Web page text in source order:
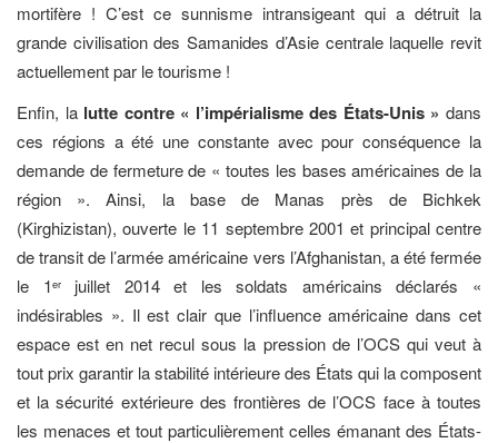
mortifère ! C’est ce sunnisme intransigeant qui a détruit la
grande civilisation des Samanides d’Asie centrale laquelle revit
actuellement par le tourisme !
Enfin, lalutte contre « l’impérialisme des États-Unis » dans
ces régions a été une constante avec pour conséquence la
demande de fermeture de « toutes les bases américaines de la
région ». Ainsi, la base de Manas près de Bichkek
(Kirghizistan), ouverte le 11 septembre 2001 et principal centre
de transit de l’armée américaine vers l’Afghanistan, a été fermée
le 1erjuillet 2014 et les soldats américains déclarés «
indésirables ». Il est clair que l’influence américaine dans cet
espace est en net recul sous la pression de l’OCS qui veut à
tout prix garantir la stabilité intérieure des États qui la composent
et la sécurité extérieure des frontières de l’OCS face à toutes
les menaces et tout particulièrement celles émanant des États-